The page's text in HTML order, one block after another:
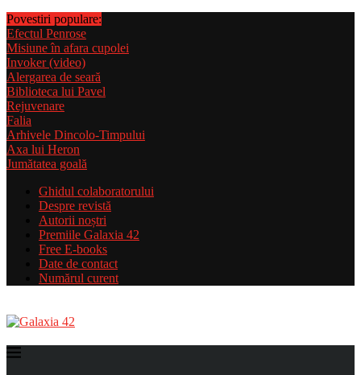
Povestiri populare:
Efectul Penrose
Misiune în afara cupolei
Invoker (video)
Alergarea de seară
Biblioteca lui Pavel
Rejuvenare
Falia
Arhivele Dincolo-Timpului
Axa lui Heron
Jumătatea goală
Ghidul colaboratorului
Despre revistă
Autorii noștri
Premiile Galaxia 42
Free E-books
Date de contact
Numărul curent